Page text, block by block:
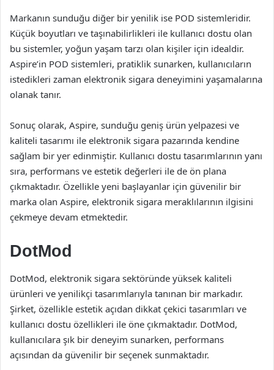
Markanın sunduğu diğer bir yenilik ise POD sistemleridir.
Küçük boyutları ve taşınabilirlikleri ile kullanıcı dostu olan
bu sistemler, yoğun yaşam tarzı olan kişiler için idealdir.
Aspire’in POD sistemleri, pratiklik sunarken, kullanıcıların
istedikleri zaman elektronik sigara deneyimini yaşamalarına
olanak tanır.
Sonuç olarak, Aspire, sunduğu geniş ürün yelpazesi ve
kaliteli tasarımı ile elektronik sigara pazarında kendine
sağlam bir yer edinmiştir. Kullanıcı dostu tasarımlarının yanı
sıra, performans ve estetik değerleri ile de ön plana
çıkmaktadır. Özellikle yeni başlayanlar için güvenilir bir
marka olan Aspire, elektronik sigara meraklılarının ilgisini
çekmeye devam etmektedir.
DotMod
DotMod, elektronik sigara sektöründe yüksek kaliteli
ürünleri ve yenilikçi tasarımlarıyla tanınan bir markadır.
Şirket, özellikle estetik açıdan dikkat çekici tasarımları ve
kullanıcı dostu özellikleri ile öne çıkmaktadır. DotMod,
kullanıcılara şık bir deneyim sunarken, performans
açısından da güvenilir bir seçenek sunmaktadır.